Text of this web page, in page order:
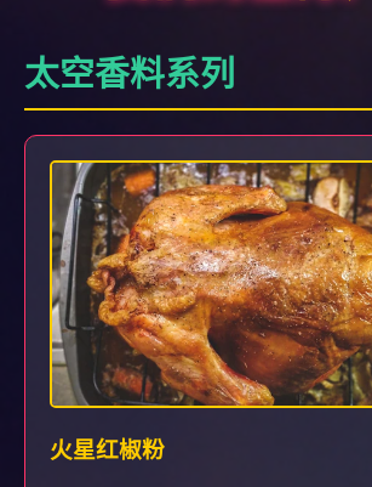
太空香料系列
火星红椒粉